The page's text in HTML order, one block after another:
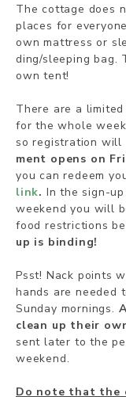
The cot­ta­ge does
pla­ces for
own matt­ress or
ding/slee­ping bag.
own tent!
The­re are a
for the whole
so re­gist­ra­tion will
ment opens on
you can re­deem
link. In the sign-
weekend you will
food restrictions
up is binding!
Psst! Nack points
hands are nee­ded
Sunday mornings.
clean up their
sent later to the
weekend.
Do note that the